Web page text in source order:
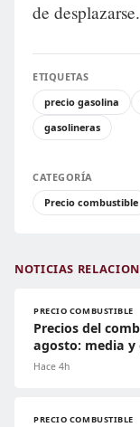
de desplazarse.
ETIQUETAS
precio gasolina
gasolineras
CATEGORÍA
Precio combustible
NOTICIAS
PRECIO COMBUSTIBLE
Precios del
agosto: media
Hace 4h
PRECIO COMBUSTIBLE